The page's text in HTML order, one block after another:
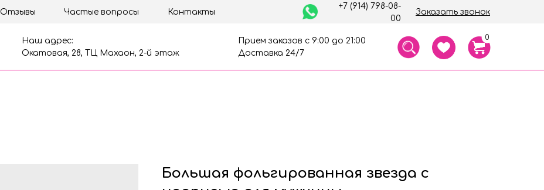
Заказать звонок
+7 (914) 798-08-
00
Отзывы Частые вопросы Контакты
Прием заказов с 9:00 до 21:00
Доставка 24/7
Наш адрес:
Окатовая, 28, ТЦ Махаон, 2-й этаж
0
Большая фольгированная звезда с